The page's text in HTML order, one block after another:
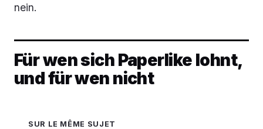
nein.
Für wen sich Paperlike lohnt,
und für wen nicht
SUR LE MÊME SUJET